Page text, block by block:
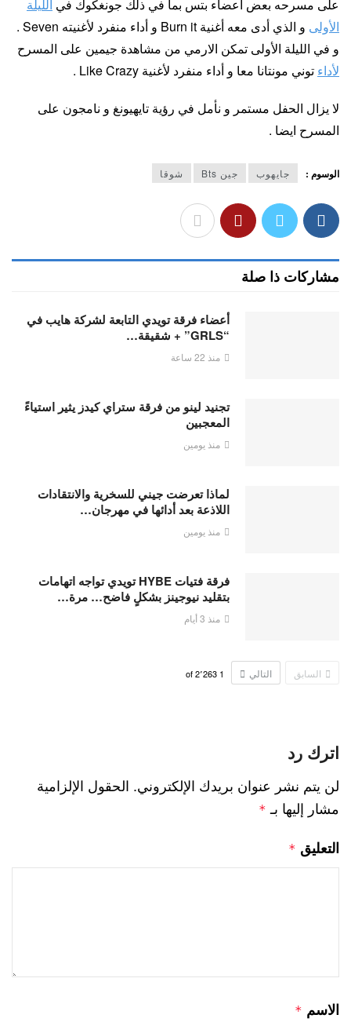
على مسرحه بعض اعضاء بتس بما في ذلك جونغكوك في الليلة
الأولى
و الذي أدى معه أغنية Burn it و أداء منفرد لأغنيته Seven .
و في الليلة الأولى تمكن الارمي من مشاهدة جيمين على المسرح
لأداء توني مونتانا معا و أداء منفرد لأغنية Like Crazy .
لا يزال الحفل مستمر و نأمل في رؤية تايهيونغ و نامجون على
المسرح ايضا .
الوسوم : جايهوب جين Bts شوقا
مشاركات ذا صلة
أعضاء فرقة تويدي التابعة لشركة هايب في
“GRLS” + شقيقة…
منذ 22 ساعة
تجنيد لينو من فرقة ستراي كيدز يثير استياءً
المعجبين
منذ يومين
لماذا تعرضت جيني للسخرية والانتقادات
اللاذعة بعد أدائها في مهرجان…
منذ يومين
فرقة فتيات HYBE تويدي تواجه اتهامات
بتقليد نيوجينز بشكلٍ فاضح… مرة…
منذ 3 أيام
السابق التالي 1 2٬263
اترك رد
لن يتم نشر عنوان بريدك الإلكتروني. الحقول الإلزامية
مشار إليها بـ *
التعليق *
الاسم *